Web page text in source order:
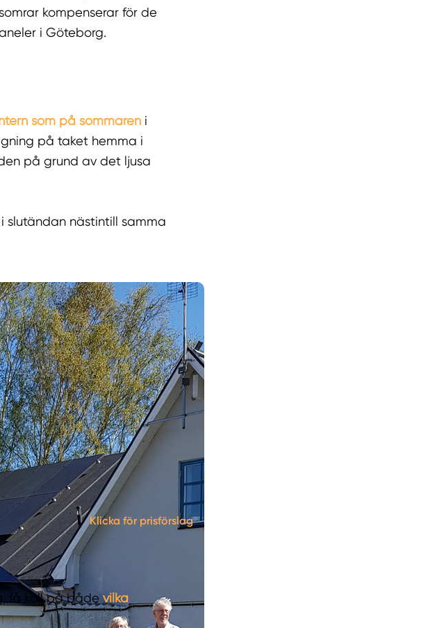
kompenserar för de
i Göteborg.
som på sommaren i
på taket hemma i
på grund av det ljusa
slutändan nästintill samma
Klicka för prisförslag
få koll på både vilka